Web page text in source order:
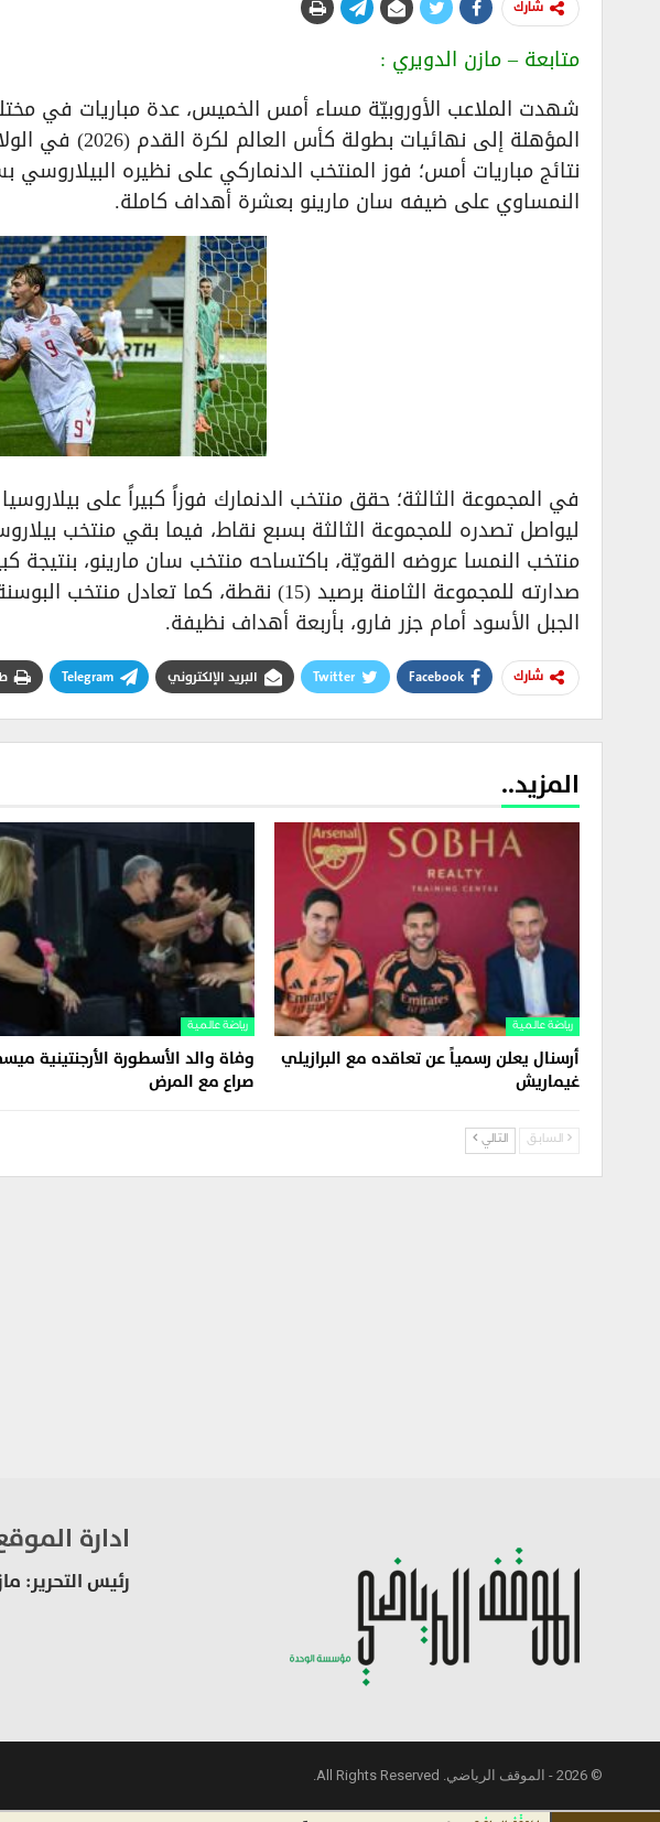
شارك
متابعة – مازن الدويري :
شهدت الملاعب الأوروبيّة مساء أمس الخميس، عدة مباريات في
المؤهلة إلى
نتائج مباريات أمس؛ فوز المنتخب الدنماركي على نظيره
النمساوي على ضيفه سان مارينو بعشرة أهداف كاملة.
ليواصل تصدره للمجموعة الثالثة بسبع نقاط، فيما بقي منتخب
الجبل الأسود أمام جزر فارو، بأربعة أهداف نظيفة.
شارك Facebook
Twitter البريد الإلكتروني Telegram
المزيد..
رياضة عالمية
أرسنال يعلن رسمياً عن تعاقده مع البرازيلي
غيماريش
رياضة عالمية
وفاة والد الأسطورة الأرجنتينية
صراع مع المرض
السابق التالي
ادارة
رئيس التحرير:
© 2026 - الموقف الرياضي. All Rights Reserved.